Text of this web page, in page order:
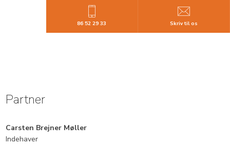
86 52 29 33 Skriv til os
Partner
Carsten Brejner Møller
Indehaver